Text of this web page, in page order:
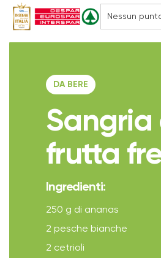
DA BERE
Sangria
frutta
Ingredienti:
250 g di ananas
2 pesche bianche
2 cetrioli